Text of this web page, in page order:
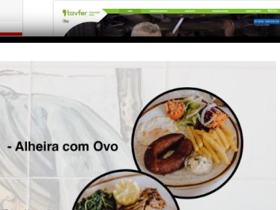
OPINIÃO E CRÓNICAS
Matraquilhos… Autor: